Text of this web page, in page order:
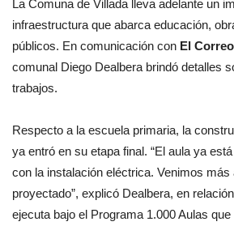
La Comuna de Villada lleva adelante un
infraestructura que abarca educación,
públicos. En comunicación con El Correo
comunal Diego Dealbera brindó detalles
trabajos.
Respecto a la escuela primaria, la
ya entró en su etapa final. “El aula ya
con la instalación eléctrica. Venimos
proyectado”, explicó Dealbera, en
ejecuta bajo el Programa 1.000 Aulas